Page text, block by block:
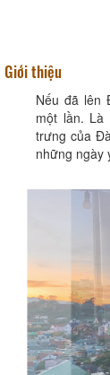
Giới thiệu
Nếu đã lên
một lần.
trưng của
những